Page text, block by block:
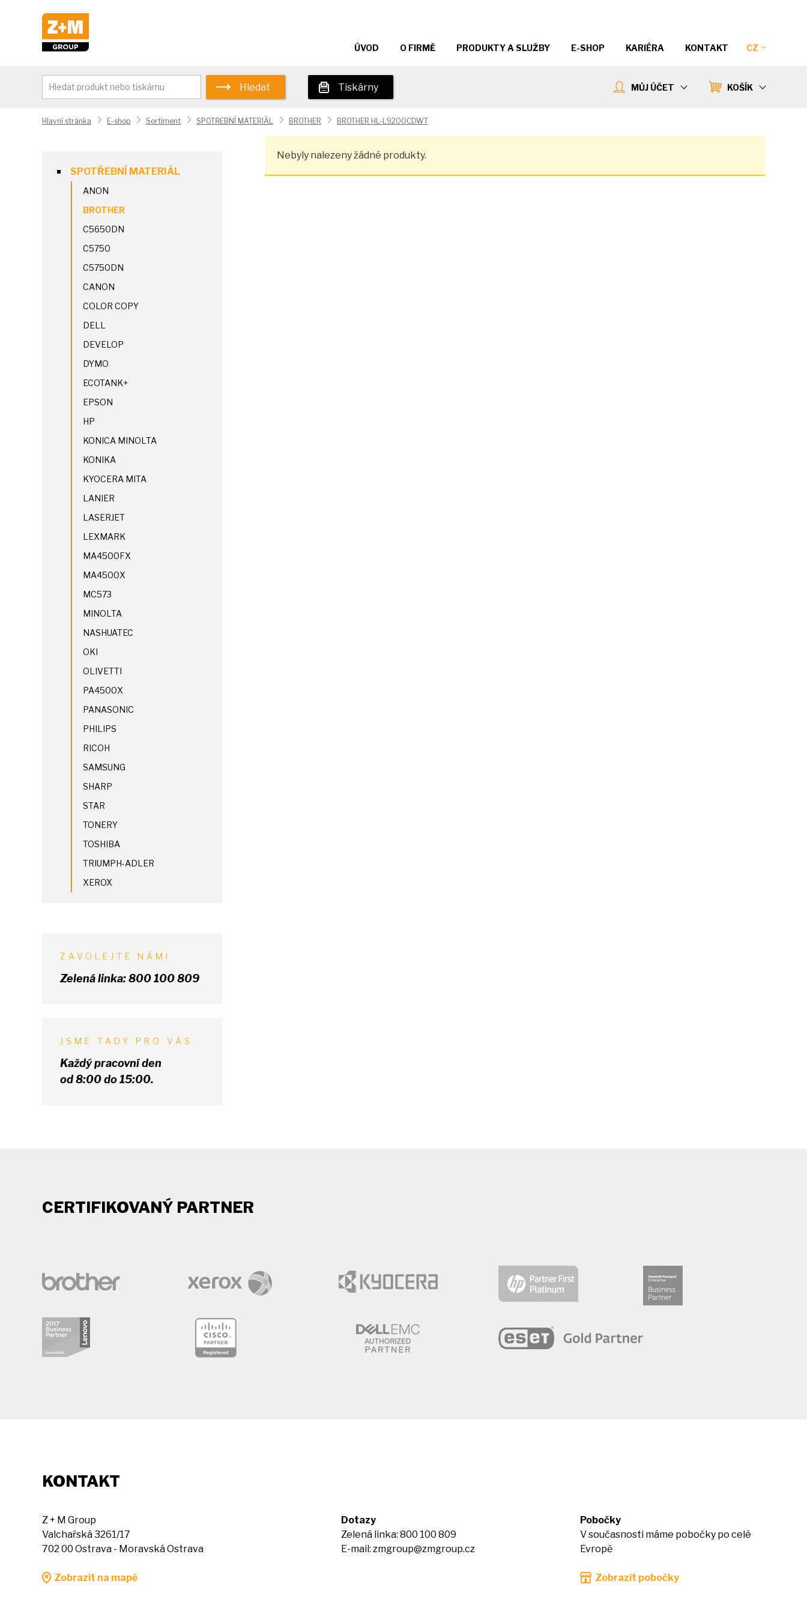
CZ
ÚVOD O FIRMĚ PRODUKTY A SLUŽBY E-SHOP KARIÉRA KONTAKT
Hledat Tiskárny KOŠÍK
MŮJ ÚČET
Hlavní stránka E-shop Sortiment SPOTŘEBNÍ MATERIÁL BROTHER BROTHER HL-L9200CDWT
Nebyly nalezeny žádné produkty.
SPOTŘEBNÍ MATERIÁL
ANON
BROTHER
C5650DN
C5750
C5750DN
CANON
COLOR COPY
DELL
DEVELOP
DYMO
ECOTANK+
EPSON
HP
KONICA MINOLTA
KONIKA
KYOCERA MITA
LANIER
LASERJET
LEXMARK
MA4500FX
MA4500X
MC573
MINOLTA
NASHUATEC
OKI
OLIVETTI
PA4500X
PANASONIC
PHILIPS
RICOH
SAMSUNG
SHARP
STAR
TONERY
TOSHIBA
TRIUMPH-ADLER
XEROX
ZAVOLEJTE NÁM!
Zelená linka:800 100 809
JSME TADY PRO VÁS
Každý pracovní den
od 8:00 do 15:00.
CERTIFIKOVANÝ PARTNER
KONTAKT
Z + M Group
Valchařská 3261/17
702 00 Ostrava - Moravská Ostrava
Zobrazit na mapě
Dotazy
Zelená linka: 800 100 809
E-mail: zmgroup@zmgroup.cz
Pobočky
V současnosti máme pobočky po celé
Evropě
Zobrazit pobočky